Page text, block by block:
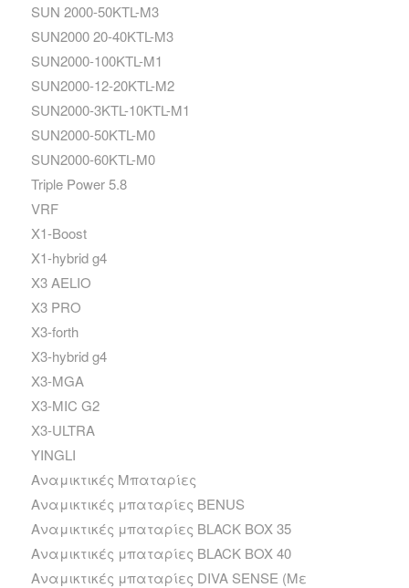
SUN 2000-50KTL-M3
SUN2000 20-40KTL-M3
SUN2000-100KTL-M1
SUN2000-12-20KTL-M2
SUN2000-3KTL-10KTL-M1
SUN2000-50KTL-M0
SUN2000-60KTL-M0
Triple Power 5.8
VRF
X1-Boost
X1-hybrid g4
X3 AELIO
X3 PRO
X3-forth
X3-hybrid g4
X3-MGA
X3-MIC G2
X3-ULTRA
YINGLI
Αναμικτικές Μπαταρίες
Αναμικτικές μπαταρίες BENUS
Αναμικτικές μπαταρίες BLACK BOX 35
Αναμικτικές μπαταρίες BLACK BOX 40
Αναμικτικές μπαταρίες DIVA SENSE (Με